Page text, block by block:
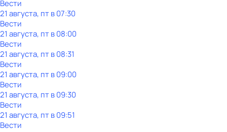
Вести
21 августа, пт в 07:30
Вести
21 августа, пт в 08:00
Вести
21 августа, пт в 08:31
Вести
21 августа, пт в 09:00
Вести
21 августа, пт в 09:30
Вести
21 августа, пт в 09:51
Вести